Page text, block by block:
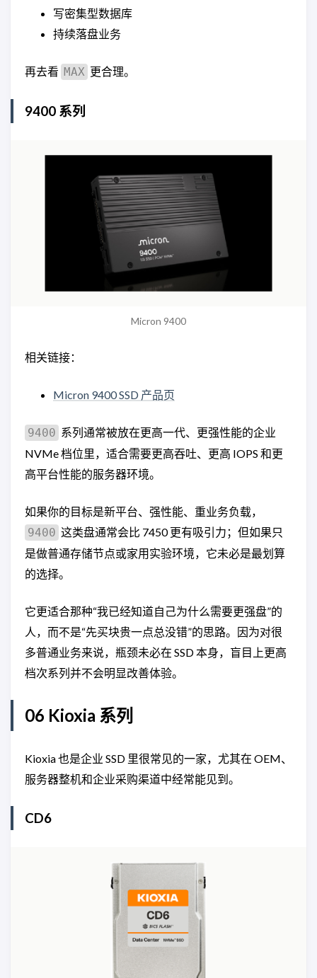
写密集型数据库
持续落盘业务
再去看 MAX 更合理。
9400 系列
Micron 9400
相关链接：
Micron 9400 SSD 产品页
9400 系列通常被放在更高一代、更强性能的企业
NVMe 档位里，适合需要更高吞吐、更高 IOPS 和更
高平台性能的服务器环境。
如果你的目标是新平台、强性能、重业务负载，
9400 这类盘通常会比 7450 更有吸引力；但如果只
是做普通存储节点或家用实验环境，它未必是最划算
的选择。
它更适合那种“我已经知道自己为什么需要更强盘”的
人，而不是“先买块贵一点总没错”的思路。因为对很
多普通业务来说，瓶颈未必在 SSD 本身，盲目上更高
档次系列并不会明显改善体验。
06 Kioxia 系列
Kioxia 也是企业 SSD 里很常见的一家，尤其在 OEM、
服务器整机和企业采购渠道中经常能见到。
CD6